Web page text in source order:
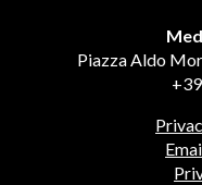
Piazza Aldo